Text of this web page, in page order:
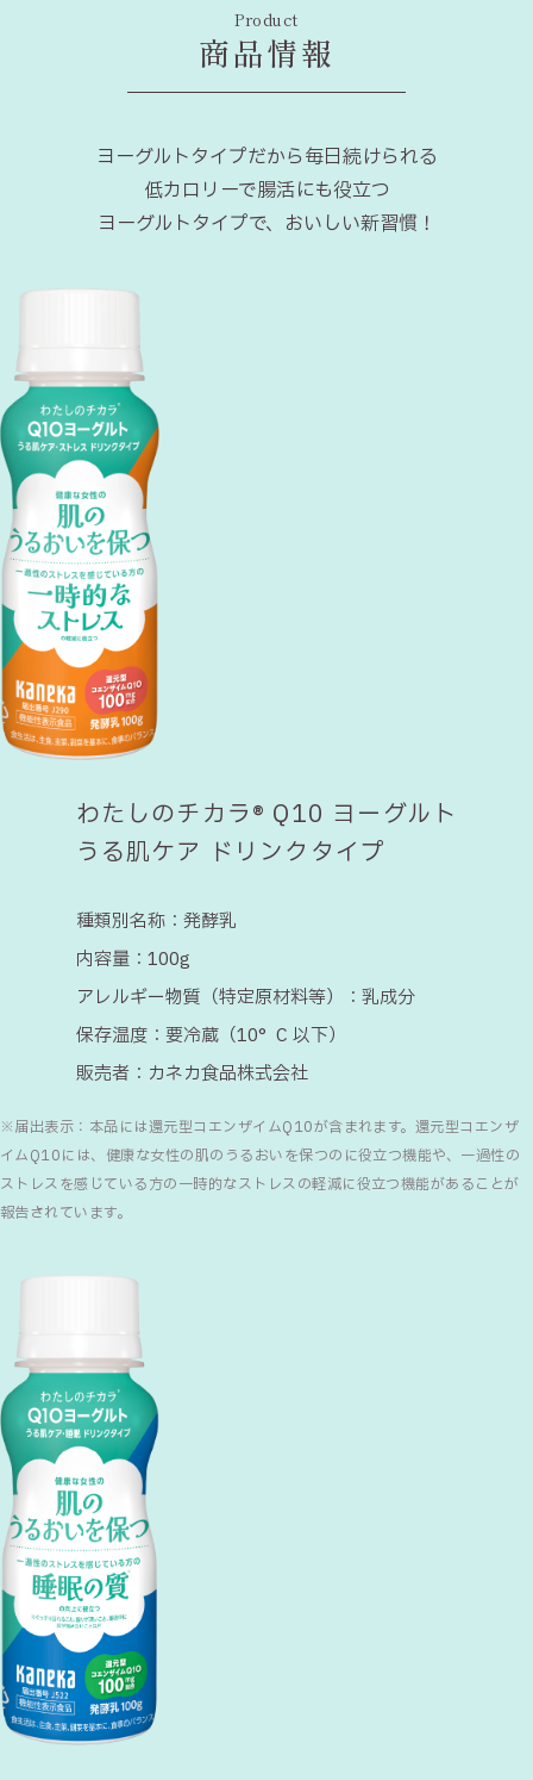
Product
商品情報
ヨーグルトタイプだから毎日続けられる
低カロリーで腸活にも役立つ
ヨーグルトタイプで、おいしい新習慣！
わたしのチカラ® Q10 ヨーグルト
うる肌ケア ドリンクタイプ
種類別名称： 発酵乳
内容量： 100g
アレルギー物質（特定原材料等）： 乳成分
保存温度： 要冷蔵（10°C 以下）
販売者： カネカ食品株式会社
※届出表示：本品には還元型コエンザイムQ10が含まれます。還元型コエンザ
イムQ10には、健康な女性の肌のうるおいを保つのに役立つ機能や、一過性の
ストレスを感じている方の一時的なストレスの軽減に役立つ機能があることが
報告されています。